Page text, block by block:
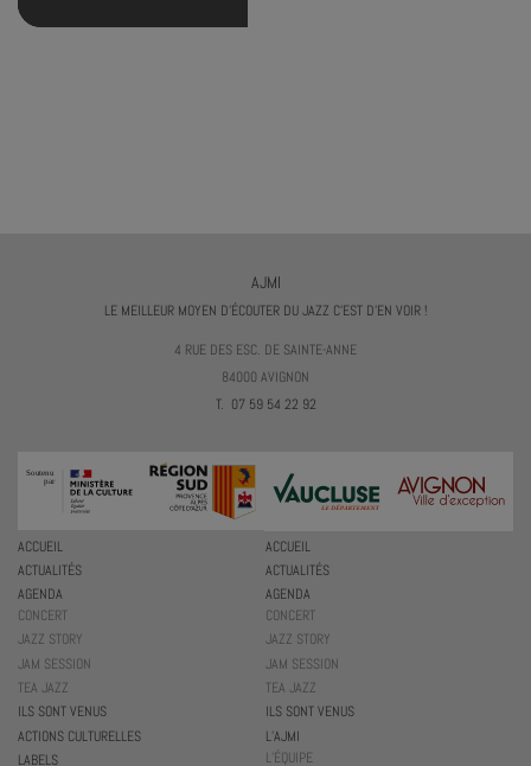
AJMI
LE MEILLEUR MOYEN D'ÉCOUTER DU JAZZ C'EST D'EN VOIR !
4 RUE DES ESC. DE SAINTE-ANNE
84000 AVIGNON
T. 07 59 54 22 92
ACCUEIL
ACTUALITÉS
AGENDA
CONCERT
JAZZ STORY
JAM SESSION
TEA JAZZ
ILS SONT VENUS
ACCUEIL
ACTUALITÉS
AGENDA
CONCERT
JAZZ STORY
JAM SESSION
TEA JAZZ
ILS SONT VENUS
ACTIONS CULTURELLES
LABELS
L’AJMI
L’ÉQUIPE